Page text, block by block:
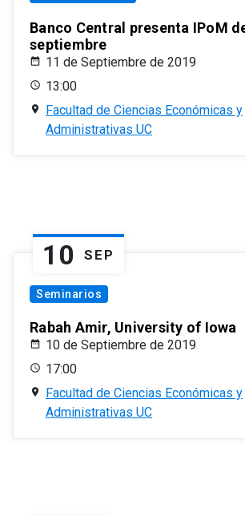
Banco Central presenta IPoM
septiembre
11 de Septiembre de 2019
13:00
Facultad de Ciencias Económicas y
Administrativas UC
10 SEP
Seminarios
Rabah Amir, University of Iowa
10 de Septiembre de 2019
17:00
Facultad de Ciencias Económicas y
Administrativas UC